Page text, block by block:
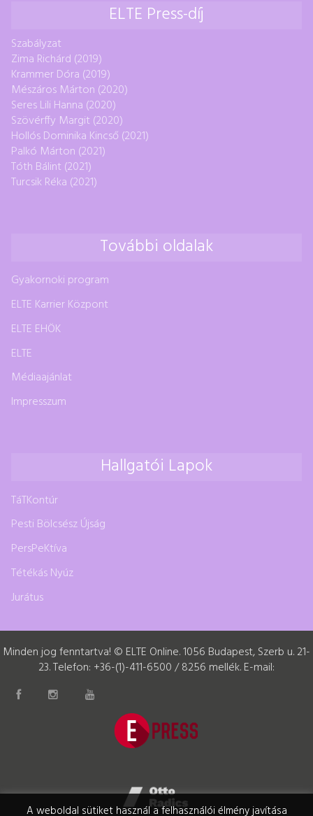
ELTE Press-díj
Szabályzat
Zima Richárd (2019)
Krammer Dóra (2019)
Mészáros Márton (2020)
Seres Lili Hanna (2020)
Szövérffy Margit (2020)
Hollós Dominika Kincső (2021)
Palkó Márton (2021)
Tóth Bálint (2021)
Turcsik Réka (2021)
További oldalak
Gyakornoki program
ELTE Karrier Központ
ELTE EHÖK
ELTE
Médiaajánlat
Impresszum
Hallgatói Lapok
TáTKontúr
Pesti Bölcsész Újság
PersPeKtíva
Tétékás Nyúz
Jurátus
Minden jog fenntartva! © ELTE Online. 1056 Budapest, Szerb u. 21-
23. Telefon: +36-(1)-411-6500 / 8256 mellék. E-mail:
A weboldal sütiket használ a felhasználói élmény javítása